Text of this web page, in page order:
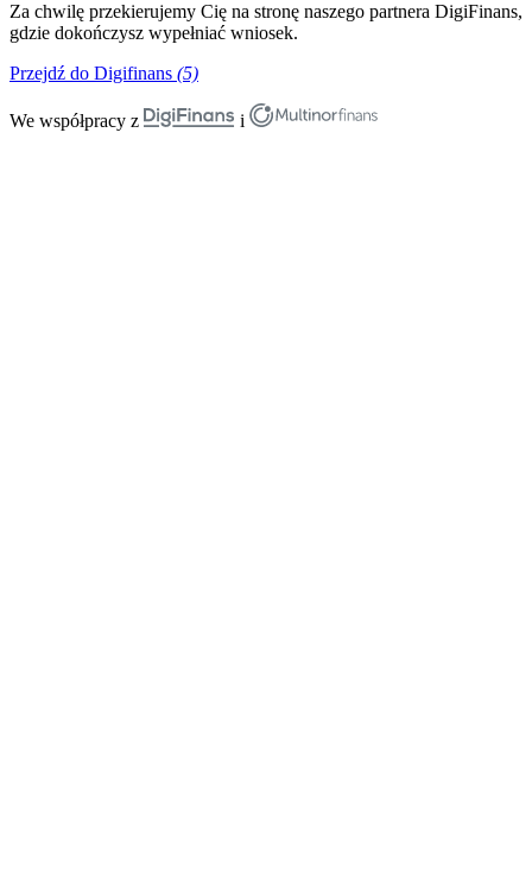
Za chwilę przekierujemy Cię na stronę naszego partnera DigiFinans,
gdzie dokończysz wypełniać wniosek.
Przejdź do Digifinans (5)
We współpracy z i